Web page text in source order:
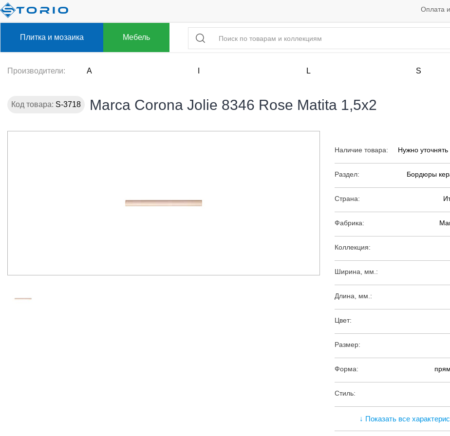
Оплата
Плитка и мозаика Мебель
Производители: A L S
Код товара: S-3718 Marca Corona Jolie 8346 Rose Matita 1,5x2
Наличие товара: Нужно уточнять
Раздел: Бордюры
Страна:
Фабрика:
Коллекция:
Ширина, мм.:
Длина, мм.:
Цвет:
Размер:
Форма:
Стиль:
↓ Показать все